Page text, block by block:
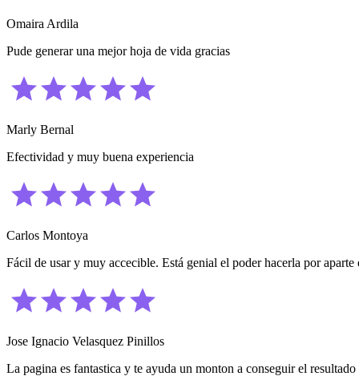
Omaira Ardila
Pude generar una mejor hoja de vida gracias
Marly Bernal
Efectividad y muy buena experiencia
Carlos Montoya
Fácil de usar y muy accecible. Está genial el poder hacerla por
Jose Ignacio Velasquez Pinillos
La pagina es fantastica y te ayuda un monton a conseguir el